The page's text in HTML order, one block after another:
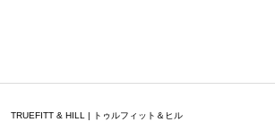
TRUEFITT & HILL | トゥルフィット＆ヒル